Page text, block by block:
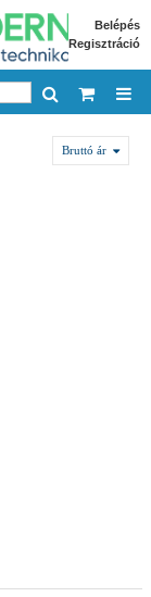
Belépés
Regisztráció
Bruttó ár